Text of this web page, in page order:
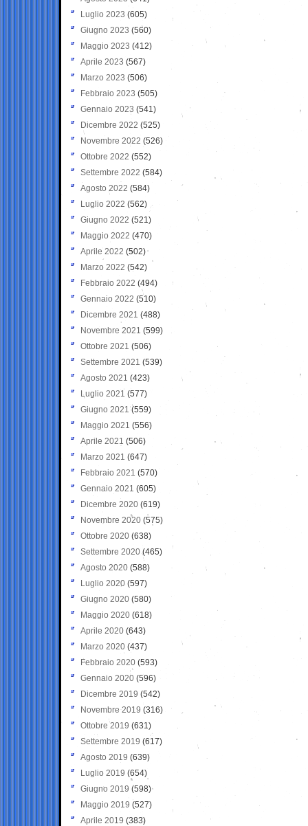
Luglio 2023 (605)
Giugno 2023 (560)
Maggio 2023 (412)
Aprile 2023 (567)
Marzo 2023 (506)
Febbraio 2023 (505)
Gennaio 2023 (541)
Dicembre 2022 (525)
Novembre 2022 (526)
Ottobre 2022 (552)
Settembre 2022 (584)
Agosto 2022 (584)
Luglio 2022 (562)
Giugno 2022 (521)
Maggio 2022 (470)
Aprile 2022 (502)
Marzo 2022 (542)
Febbraio 2022 (494)
Gennaio 2022 (510)
Dicembre 2021 (488)
Novembre 2021 (599)
Ottobre 2021 (506)
Settembre 2021 (539)
Agosto 2021 (423)
Luglio 2021 (577)
Giugno 2021(559)
Maggio 2021 (556)
Aprile 2021 (506)
Marzo 2021 (647)
Febbraio 2021 (570)
Gennaio 2021 (605)
Dicembre 2020 (619)
Novembre 2020 (575)
Ottobre 2020 (638)
Settembre 2020(465)
Agosto 2020 (588)
Luglio 2020 (597)
Giugno 2020 (580)
Maggio 2020 (618)
Aprile 2020 (643)
Marzo 2020 (437)
Febbraio 2020 (593)
Gennaio 2020 (596)
Dicembre 2019 (542)
Novembre 2019 (316)
Ottobre 2019 (631)
Settembre 2019 (617)
Agosto 2019 (639)
Luglio 2019 (654)
Giugno 2019 (598)
Maggio 2019 (527)
Aprile 2019 (383)